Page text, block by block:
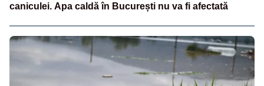
caniculei. Apa caldă în București nu va fi afectată